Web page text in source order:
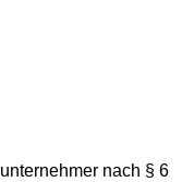
nach § 6